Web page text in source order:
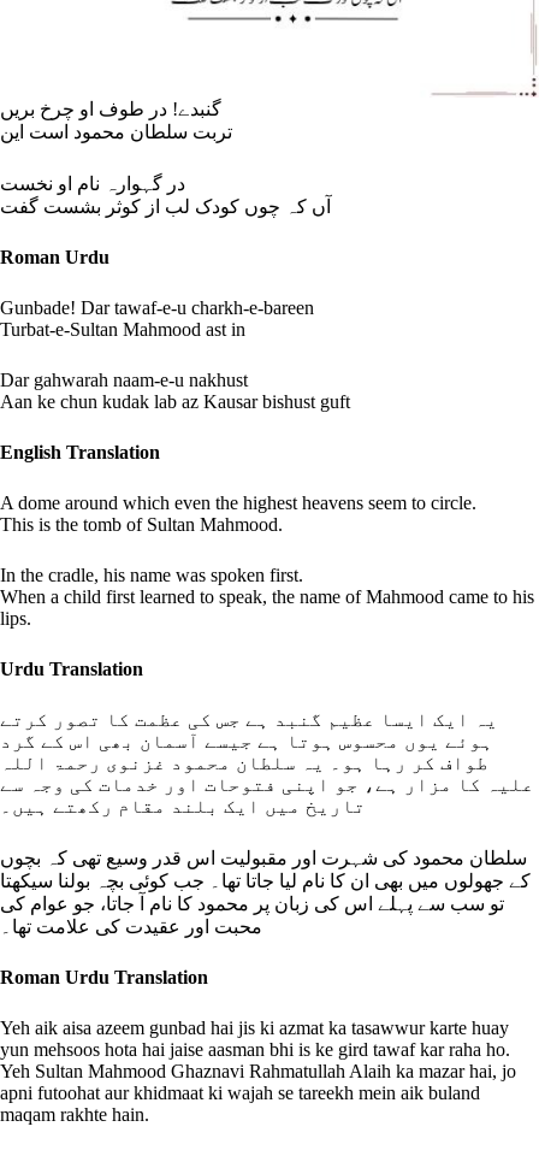
گنبدے! در طوف او چرخ بریں
تربت سلطان محمود است این
در گہوارہ نام او نخست
آں کہ چوں کودک لب از کوثر بشست گفت
Roman Urdu
Gunbade! Dar tawaf-e-u charkh-e-bareen
Turbat-e-Sultan Mahmood ast in
Dar gahwarah naam-e-u nakhust
Aan ke chun kudak lab az Kausar bishust guft
English Translation
A dome around which even the highest heavens seem to circle.
This is the tomb of Sultan Mahmood.
In the cradle, his name was spoken first.
When a child first learned to speak, the name of Mahmood came to his
lips.
Urdu Translation
یہ ایک ایسا عظیم گنبد ہے جس کی عظمت کا تصور کرتے
ہوئے یوں محسوس ہوتا ہے جیسے آسمان بھی اس کے گرد
طواف کر رہا ہو۔ یہ سلطان محمود غزنوی رحمۃ اللہ
علیہ کا مزار ہے، جو اپنی فتوحات اور خدمات کی وجہ سے
تاریخ میں ایک بلند مقام رکھتے ہیں۔
سلطان محمود کی شہرت اور مقبولیت اس قدر وسیع تھی کہ بچوں
کے جھولوں میں بھی ان کا نام لیا جاتا تھا۔ جب کوئی بچہ بولنا سیکھتا
تو سب سے پہلے اس کی زبان پر محمود کا نام آ جاتا، جو عوام کی
محبت اور عقیدت کی علامت تھا۔
Roman Urdu Translation
Yeh aik aisa azeem gunbad hai jis ki azmat ka tasawwur karte huay
yun mehsoos hota hai jaise aasman bhi is ke gird tawaf kar raha ho.
Yeh Sultan Mahmood Ghaznavi Rahmatullah Alaih ka mazar hai, jo
apni futoohat aur khidmaat ki wajah se tareekh mein aik buland
maqam rakhte hain.